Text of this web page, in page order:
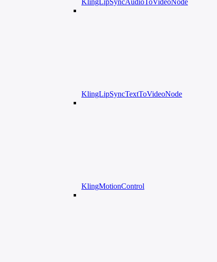
KlingLipSyncAudioToVideoNode
KlingLipSyncTextToVideoNode
KlingMotionControl